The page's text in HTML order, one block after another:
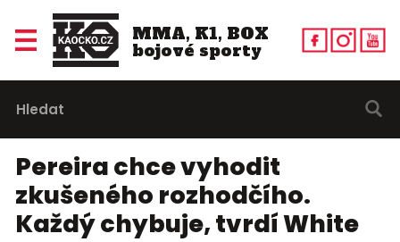
MMA, K1, BOX
bojové sporty
Pereira chce vyhodit
zkušeného rozhodčího.
Každý chybuje, tvrdí White